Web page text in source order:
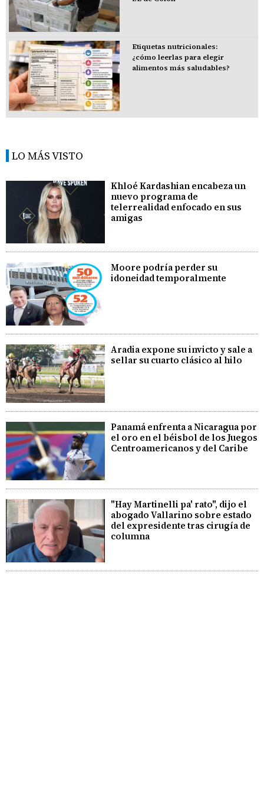
Etiquetas nutricionales:
¿cómo leerlas para elegir
alimentos más saludables?
LO MÁS VISTO
Khloé Kardashian encabeza un
nuevo programa de
telerrealidad enfocado en sus
amigas
Moore podría perder su
idoneidad temporalmente
Aradia expone su invicto y sale a
sellar su cuarto clásico al hilo
Panamá enfrenta a Nicaragua por
el oro en el béisbol de los Juegos
Centroamericanos y del Caribe
"Hay Martinelli pa' rato", dijo el
abogado Vallarino sobre estado
del expresidente tras cirugía de
columna